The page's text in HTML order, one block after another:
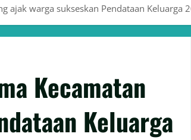
ajak warga sukseskan Pendataan Keluarga
Kecamatan
Keluarga